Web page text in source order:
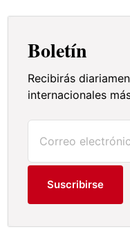
Boletín
Recibirás
internacionales
Suscribirse